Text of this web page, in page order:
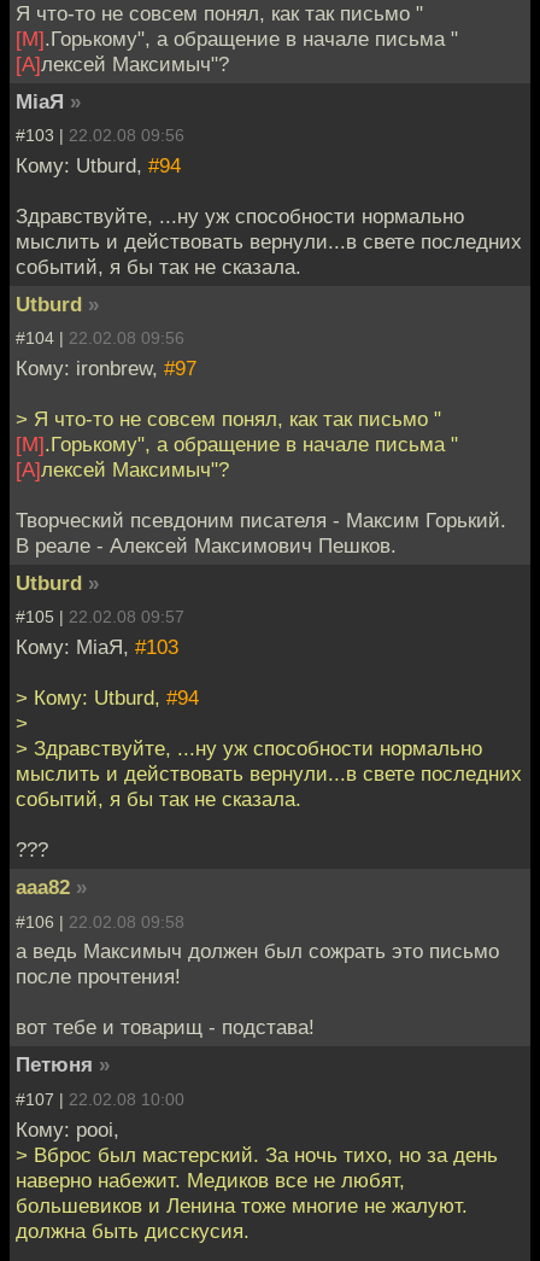
Я что-то не совсем понял, как так письмо "
[М].Горькому", а обращение в начале письма "
[А]лексей Максимыч"?
MiaЯ »
#103 | 22.02.08 09:56
Кому: Utburd, #94
Здравствуйте, ...ну уж способности нормально
мыслить и действовать вернули...в свете последних
событий, я бы так не сказала.
Utburd »
#104 | 22.02.08 09:56
Кому: ironbrew, #97
> Я что-то не совсем понял, как так письмо "
[М].Горькому", а обращение в начале письма "
[А]лексей Максимыч"?
Творческий псевдоним писателя - Максим Горький.
В реале - Алексей Максимович Пешков.
Utburd »
#105 | 22.02.08 09:57
Кому: MiaЯ, #103
> Кому: Utburd, #94
>
> Здравствуйте, ...ну уж способности нормально
мыслить и действовать вернули...в свете последних
событий, я бы так не сказала.
???
aaa82 »
#106 | 22.02.08 09:58
а ведь Максимыч должен был сожрать это письмо
после прочтения!
вот тебе и товарищ - подстава!
Петюня »
#107 | 22.02.08 10:00
Кому: pooi,
> Вброс был мастерский. За ночь тихо, но за день
наверно набежит. Медиков все не любят,
большевиков и Ленина тоже многие не жалуют.
должна быть дисскусия.